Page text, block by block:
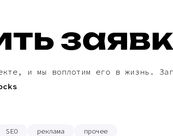
и мы воплотим его в жизнь.
SEO реклама прочее